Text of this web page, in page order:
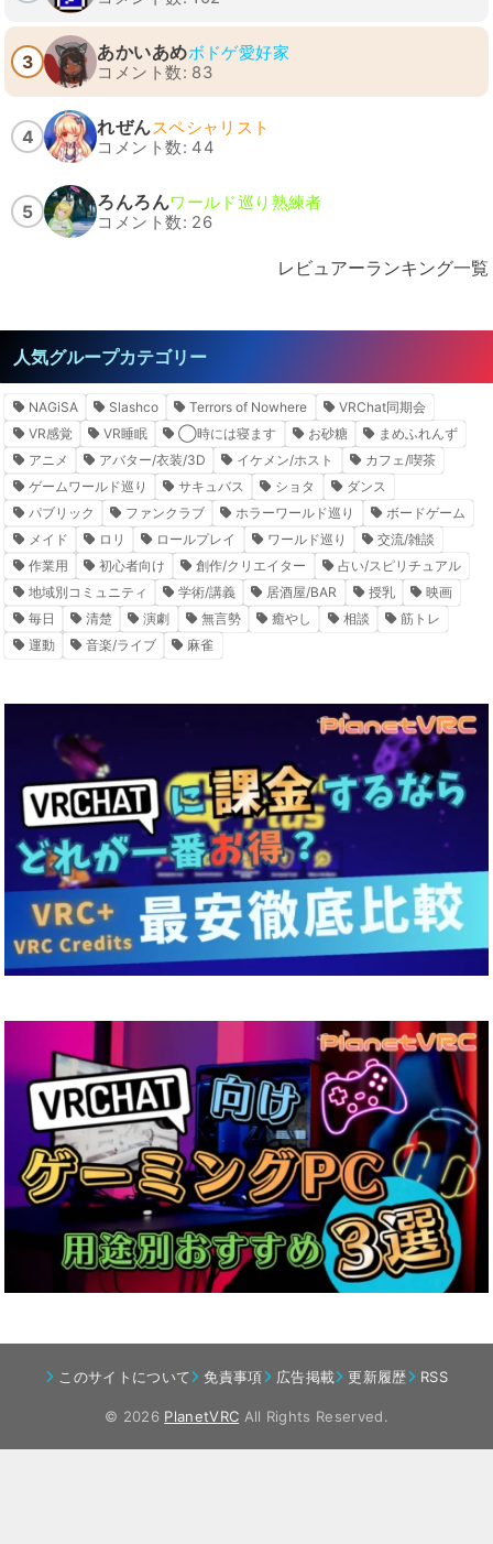
3 あかいあめボドゲ愛好家
コメント数: 83
4 れぜんスペシャリスト
コメント数: 44
5 ろんろんワールド巡り熟練者
コメント数: 26
レビュアーランキング一覧
人気グループカテゴリー
NAGiSA Slashco Terrors of Nowhere
VRChat同期会
VR感覚
VR睡眠 ◯時には寝ます お砂糖
まめふれんず
アニメ
アバター/衣装/3D イケメン/ホスト
カフェ/喫茶
ゲームワールド巡り
サキュバス ショタ
ダンス
パブリック
ファンクラブ ホラーワールド巡り
ボードゲーム
メイド
ロリ ロールプレイ ワールド巡り
交流/雑談
作業用
初心者向け 創作/クリエイター
占い/スピリチュアル
地域別コミュニティ
学術/講義 居酒屋/BAR 授乳
映画
毎日
清楚 演劇 無言勢 癒やし 相談
筋トレ
運動
音楽/ライブ 麻雀
このサイトについて 免責事項 広告掲載 更新履歴 RSS
© 2026 PlanetVRC All Rights Reserved.